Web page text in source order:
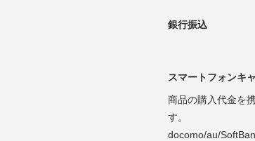
銀行振込
スマートフォンキ
商品の購入代金を
す。
docomo/au/